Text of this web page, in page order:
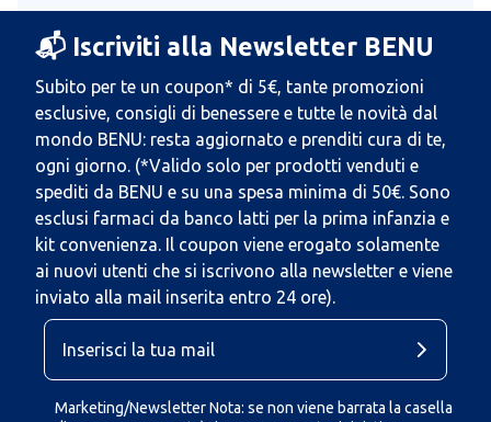
📬 Iscriviti alla Newsletter BENU
Subito per te un coupon* di 5€, tante promozioni
esclusive, consigli di benessere e tutte le novità dal
mondo BENU: resta aggiornato e prenditi cura di te,
ogni giorno. (*Valido solo per prodotti venduti e
spediti da BENU e su una spesa minima di 50€. Sono
esclusi farmaci da banco latti per la prima infanzia e
kit convenienza. Il coupon viene erogato solamente
ai nuovi utenti che si iscrivono alla newsletter e viene
inviato alla mail inserita entro 24 ore).
Marketing/Newsletter Nota: se non viene barrata la casella